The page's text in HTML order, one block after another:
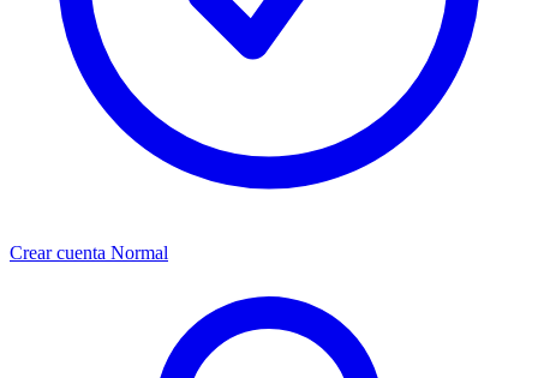
Crear cuenta Normal